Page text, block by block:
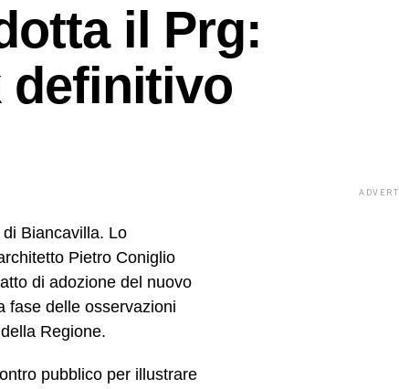
il Prg:
definitivo
Biancavilla. Lo
Pietro Coniglio
di adozione del nuovo
fase delle osservazioni
Regione.
pubblico per illustrare